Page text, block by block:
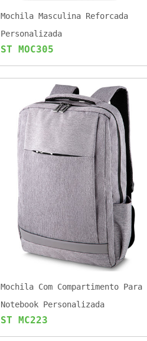
Mochila Masculina Reforcada
Personalizada
ST MOC305
Mochila Com Compartimento Para
Notebook Personalizada
ST MC223